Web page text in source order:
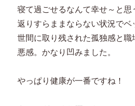
寝て過ごせるなんて幸せ～と思
返りすらままならない状況でベ
世間に取り残された孤独感と
悪感。かなり凹みました。
やっぱり健康が一番ですね！